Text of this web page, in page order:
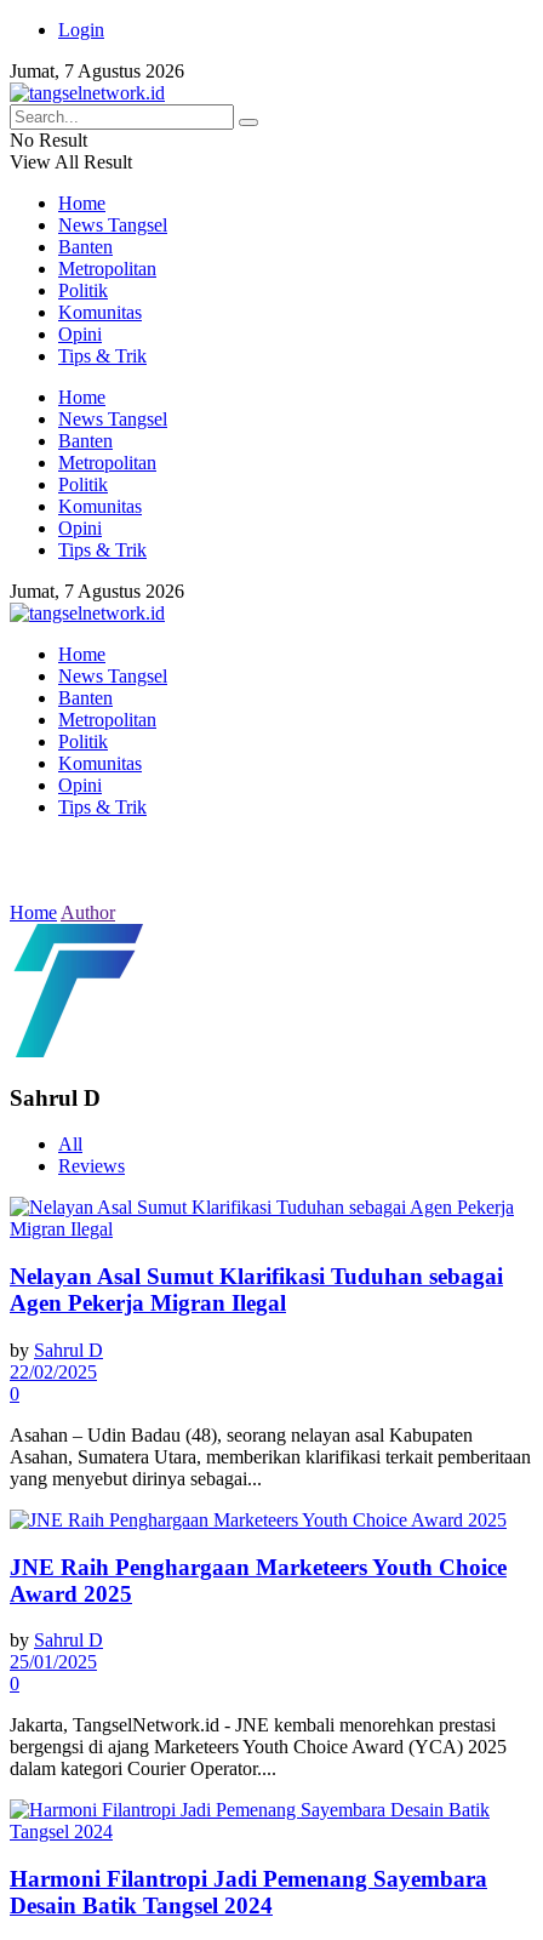
Login
Jumat, 7 Agustus 2026
No Result
View All Result
Home
News Tangsel
Banten
Metropolitan
Politik
Komunitas
Opini
Tips & Trik
Home
News Tangsel
Banten
Metropolitan
Politik
Komunitas
Opini
Tips & Trik
Jumat, 7 Agustus 2026
Home
News Tangsel
Banten
Metropolitan
Politik
Komunitas
Opini
Tips & Trik
Home Author
Sahrul D
All
Reviews
Nelayan Asal Sumut Klarifikasi Tuduhan sebagai
Agen Pekerja Migran Ilegal
by Sahrul D
22/02/2025
0
Asahan – Udin Badau (48), seorang nelayan asal Kabupaten
Asahan, Sumatera Utara, memberikan klarifikasi terkait pemberitaan
yang menyebut dirinya sebagai...
JNE Raih Penghargaan Marketeers Youth Choice
Award 2025
by Sahrul D
25/01/2025
0
Jakarta, TangselNetwork.id - JNE kembali menorehkan prestasi
bergengsi di ajang Marketeers Youth Choice Award (YCA) 2025
dalam kategori Courier Operator....
Harmoni Filantropi Jadi Pemenang Sayembara
Desain Batik Tangsel 2024